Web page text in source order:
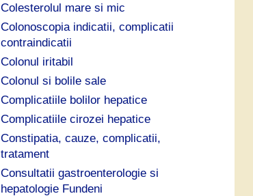
Colesterolul mare si mic
Colonoscopia indicatii, complicatii
contraindicatii
Colonul iritabil
Colonul si bolile sale
Complicatiile bolilor hepatice
Complicatiile cirozei hepatice
Constipatia, cauze, complicatii,
tratament
Consultatii gastroenterologie si
hepatologie Fundeni